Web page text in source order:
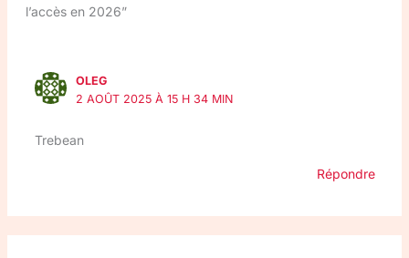
l’accès en 2026”
OLEG
2 AOÛT 2025 À 15 H 34 MIN
Trebean
Répondre